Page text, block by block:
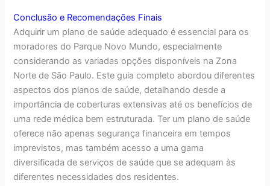
Conclusão e Recomendações Finais
Adquirir um plano de saúde adequado é essencial para os
moradores do Parque Novo Mundo, especialmente
considerando as variadas opções disponíveis na Zona
Norte de São Paulo. Este guia completo abordou diferentes
aspectos dos planos de saúde, detalhando desde a
importância de coberturas extensivas até os benefícios de
uma rede médica bem estruturada. Ter um plano de saúde
oferece não apenas segurança financeira em tempos
imprevistos, mas também acesso a uma gama
diversificada de serviços de saúde que se adequam às
diferentes necessidades dos residentes.